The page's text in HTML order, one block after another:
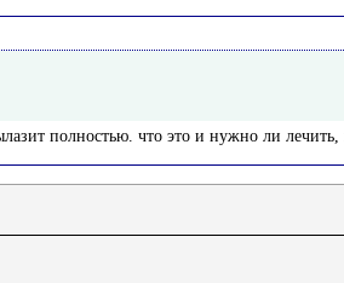
полностью. что это и нужно ли лечить,